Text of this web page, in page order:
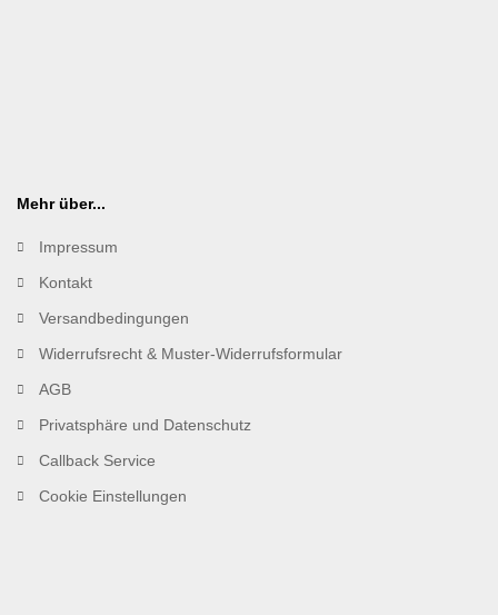
Mehr über...
Impressum
Kontakt
Versandbedingungen
Widerrufsrecht & Muster-Widerrufsformular
AGB
Privatsphäre und Datenschutz
Callback Service
Cookie Einstellungen